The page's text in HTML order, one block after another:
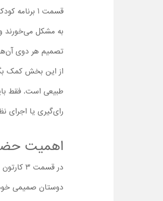
قسمت 1
به مشکل می‌خورند
تصمیم هر دوی
از این بخش کمک
طبیعی است. فقط
رای‌گیری یا اجرای
اهمیت
دوستان صمیمی خود